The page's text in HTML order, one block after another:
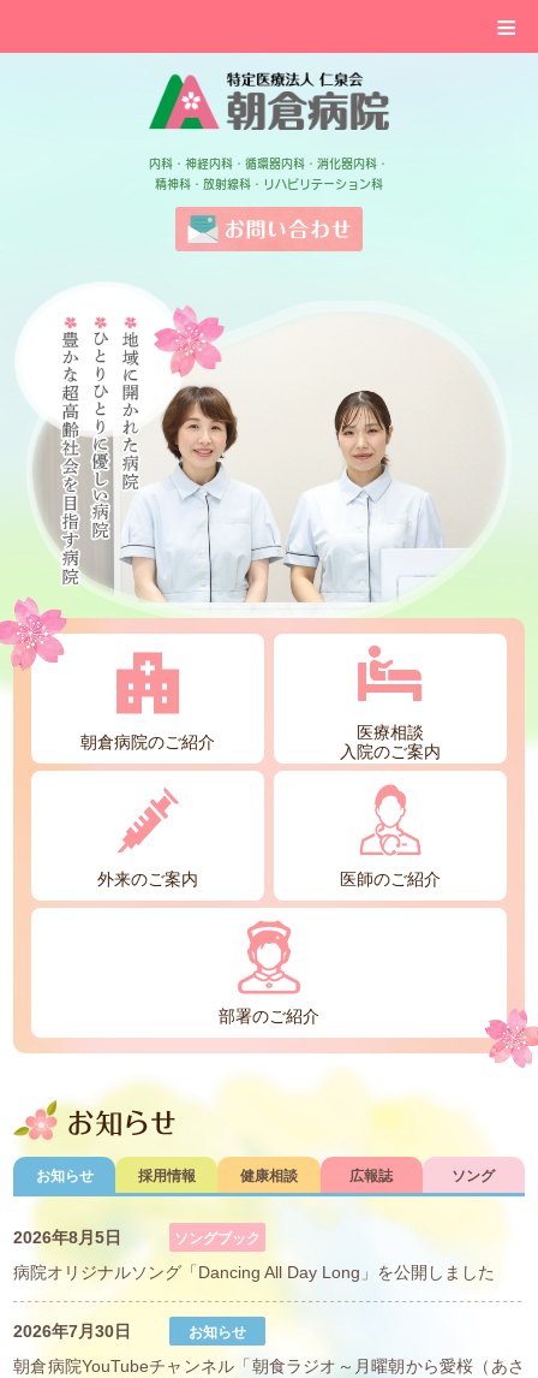
≡
内科・神経内科・循環器内科・消化器内科・
精神科・放射線科・リハビリテーション科
朝倉病院のご紹介
医療相談
入院のご案内
外来のご案内 医師のご紹介
部署のご紹介
お知らせ 採用情報 健康相談 広報誌 ソング
2026年8月5日
病院オリジナルソング「Dancing All Day Long」を公開しました
2026年7月30日
朝倉病院YouTubeチャンネル「朝食ラジオ～月曜朝から愛桜（あさ